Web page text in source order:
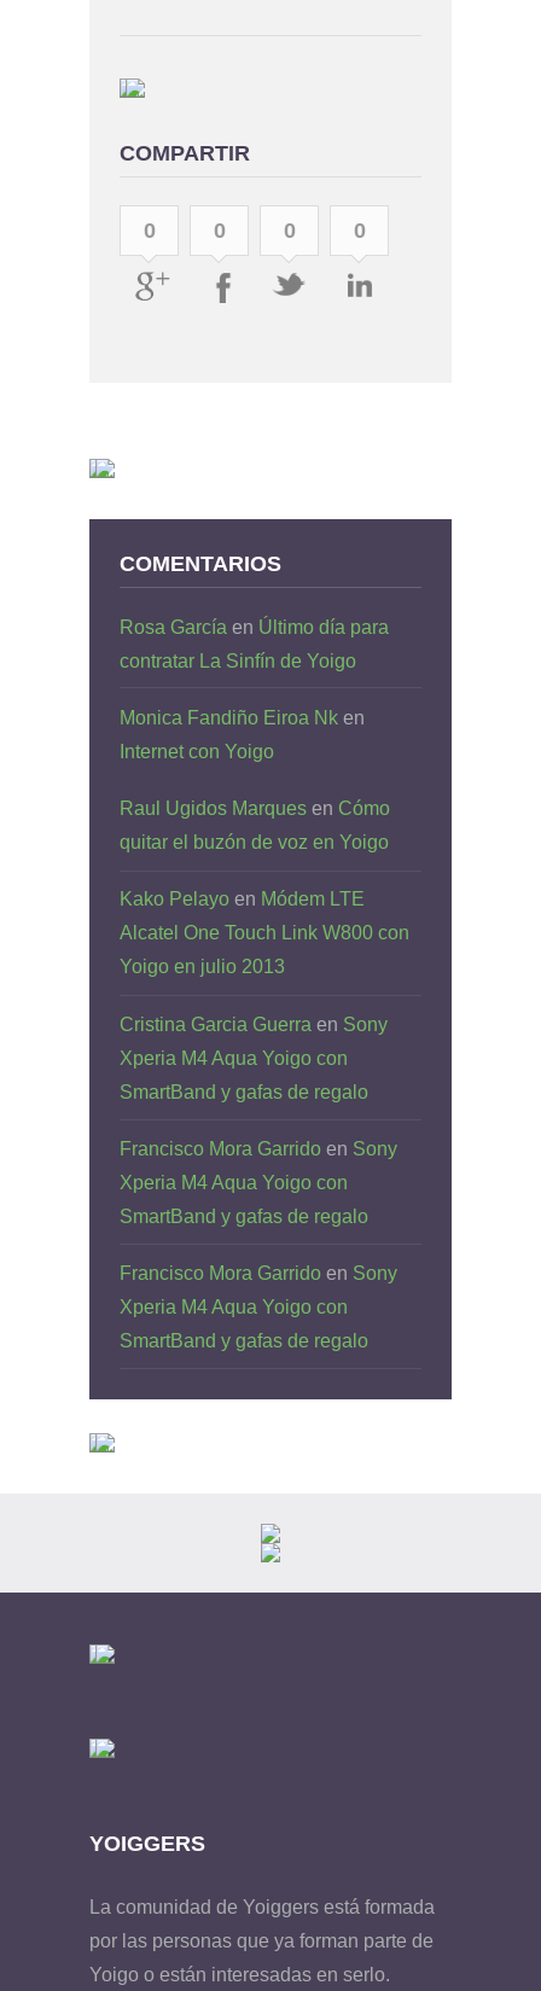
COMPARTIR
0 0 0 0
COMENTARIOS
Rosa García en Último día para
contratar La Sinfín de Yoigo
Monica Fandiño Eiroa Nk en
Internet con Yoigo
Raul Ugidos Marques en Cómo
quitar el buzón de voz en Yoigo
Kako Pelayo en Módem LTE
Alcatel One Touch Link W800 con
Yoigo en julio 2013
Cristina Garcia Guerra en Sony
Xperia M4 Aqua Yoigo con
SmartBand y gafas de regalo
Francisco Mora Garrido en Sony
Xperia M4 Aqua Yoigo con
SmartBand y gafas de regalo
Francisco Mora Garrido en Sony
Xperia M4 Aqua Yoigo con
SmartBand y gafas de regalo
YOIGGERS
La comunidad de Yoiggers está formada
por las personas que ya forman parte de
Yoigo o están interesadas en serlo.